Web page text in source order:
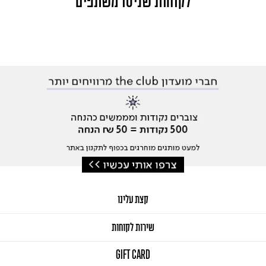
קצת עלינו
שירות לקוחות
GIFT CARD